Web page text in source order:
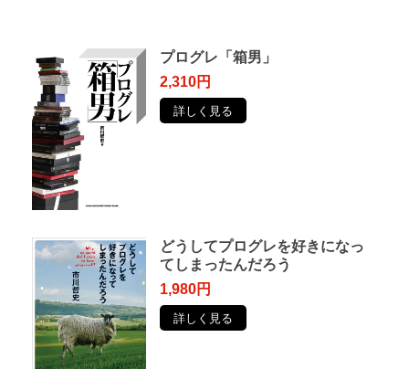
プログレ「箱男」
2,310円
詳しく見る
どうしてプログレを好きになっ
てしまったんだろう
1,980円
詳しく見る